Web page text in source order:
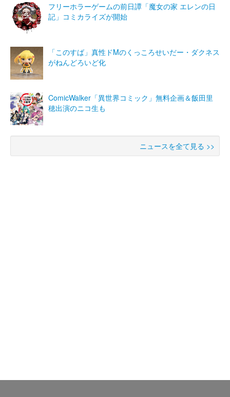
フリーホラーゲームの前日譚「魔女の家 エレンの日
記」コミカライズが開始
「このすば」真性ドMのくっころせいだー・ダクネス
がねんどろいど化
ComicWalker「異世界コミック」無料企画＆飯田里
穂出演のニコ生も
ニュースを全て見る >>